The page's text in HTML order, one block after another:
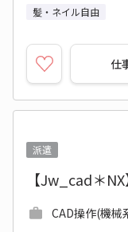
髪・ネイル自由
仕
派遣
【Jw_cad＊
CAD操作(機械